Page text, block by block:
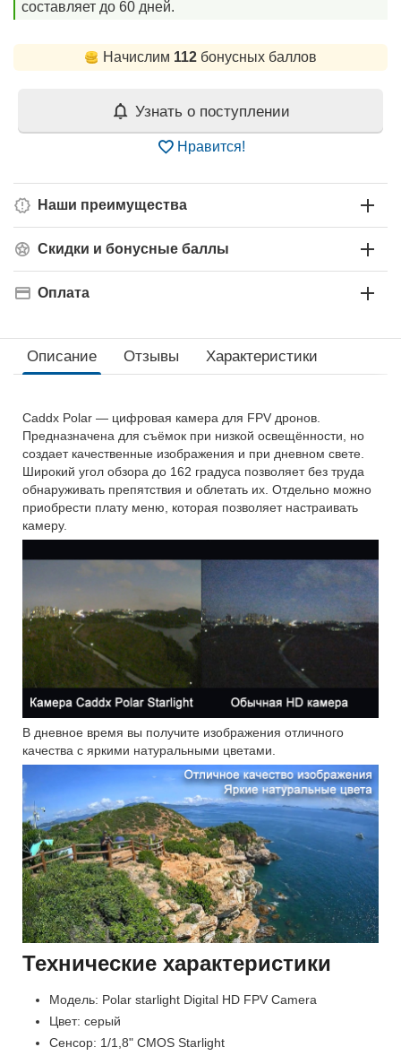
составляет до 60 дней.
Начислим 112бонусных баллов
Узнать о поступлении
Нравится!
Наши преимущества
Скидки и бонусные баллы
Оплата
Описание Отзывы Характеристики
Caddx Polar — цифровая камера для FPV дронов.
Предназначена для съёмок при низкой освещённости, но
создает качественные изображения и при дневном свете.
Широкий угол обзора до 162 градуса позволяет без труда
обнаруживать препятствия и облетать их. Отдельно можно
приобрести плату меню, которая позволяет настраивать
камеру.
В дневное время вы получите изображения отличного
качества с яркими натуральными цветами.
Технические характеристики
Модель: Polar starlight Digital HD FPV Camera
Цвет: серый
Сенсор: 1/1,8" CMOS Starlight